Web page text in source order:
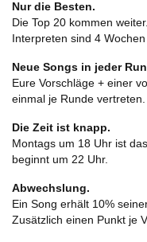
Nur die Besten.
Die Top 20 kommen
Interpreten sind 4
Neue Songs in jeder
Eure Vorschläge + einer
einmal je Runde vertreten.
Die Zeit ist knapp.
Montags um 18 Uhr ist
beginnt um 22 Uhr.
Abwechslung.
Ein Song erhält 10%
Zusätzlich einen Punkt je